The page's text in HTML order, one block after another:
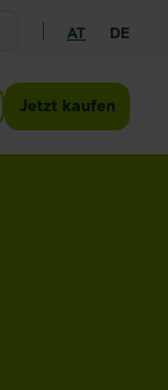
AT DE
Jetzt kaufen